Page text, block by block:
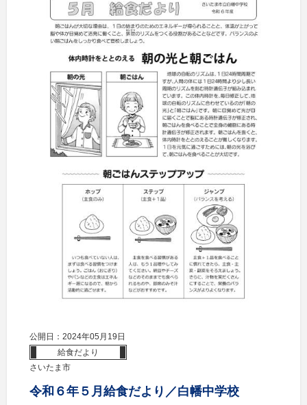
公開日：2024年05月19日
給食だより
さいたま市
令和６年５月給食だより／白幡中学校